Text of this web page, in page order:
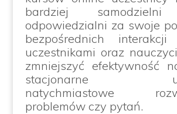
bardziej
odpowiedzialni za swoje
bezpośrednich
uczestnikami oraz
zmniejszyć efektywność
stacjonarne
natychmiastowe
problemów czy pytań.